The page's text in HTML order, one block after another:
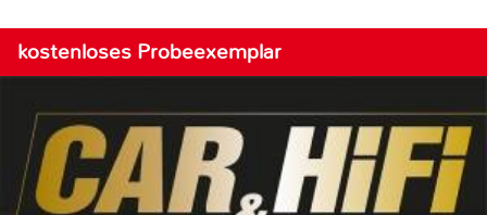
kostenloses Probeexemplar